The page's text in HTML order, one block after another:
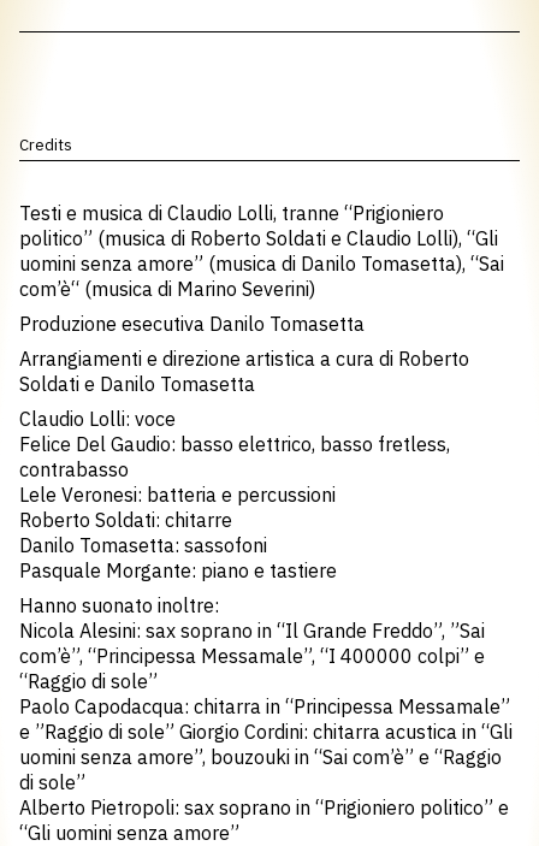
Credits
Testi e musica di Claudio Lolli, tranne “Prigioniero
politico” (musica di Roberto Soldati e Claudio Lolli), “Gli
uomini senza amore” (musica di Danilo Tomasetta), “Sai
com’è“ (musica di Marino Severini)
Produzione esecutiva Danilo Tomasetta
Arrangiamenti e direzione artistica a cura di Roberto
Soldati e Danilo Tomasetta
Claudio Lolli: voce
Felice Del Gaudio: basso elettrico, basso fretless,
contrabasso
Lele Veronesi: batteria e percussioni
Roberto Soldati: chitarre
Danilo Tomasetta: sassofoni
Pasquale Morgante: piano e tastiere
Hanno suonato inoltre:
Nicola Alesini: sax soprano in “Il Grande Freddo”, ”Sai
com’è”, “Principessa Messamale”, “I 400000 colpi” e
“Raggio di sole”
Paolo Capodacqua: chitarra in “Principessa Messamale”
e ”Raggio di sole” Giorgio Cordini: chitarra acustica in “Gli
uomini senza amore”, bouzouki in “Sai com’è” e “Raggio
di sole”
Alberto Pietropoli: sax soprano in “Prigioniero politico” e
“Gli uomini senza amore”